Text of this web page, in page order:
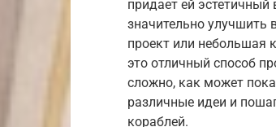
придает ей
значительно улучшить
проект или небольшая
это отличный способ
сложно, как может
различные идеи и
кораблей.